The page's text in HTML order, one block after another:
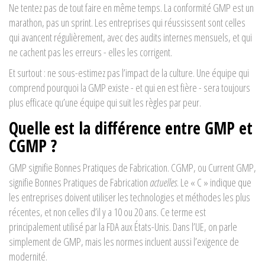
Ne tentez pas de tout faire en même temps. La conformité GMP est un
marathon, pas un sprint. Les entreprises qui réussissent sont celles
qui avancent régulièrement, avec des audits internes mensuels, et qui
ne cachent pas les erreurs - elles les corrigent.
Et surtout : ne sous-estimez pas l’impact de la culture. Une équipe qui
comprend pourquoi la GMP existe - et qui en est fière - sera toujours
plus efficace qu’une équipe qui suit les règles par peur.
Quelle est la différence entre GMP et
CGMP ?
GMP signifie Bonnes Pratiques de Fabrication. CGMP, ou Current GMP,
signifie Bonnes Pratiques de Fabrication actuelles. Le « C » indique que
les entreprises doivent utiliser les technologies et méthodes les plus
récentes, et non celles d’il y a 10 ou 20 ans. Ce terme est
principalement utilisé par la FDA aux États-Unis. Dans l’UE, on parle
simplement de GMP, mais les normes incluent aussi l’exigence de
modernité.